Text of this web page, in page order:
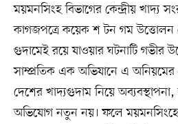
ময়মনসিংহ বিভাগের কেন্দ্রীয় খাদ্য
কাগজপত্রে কয়েক শ টন গম উত্তোলন
গুদামেই রয়ে যাওয়ার ঘটনাটি গভীর
সাম্প্রতিক এক অভিযানে এ অনিয়মের
দেশের খাদ্যগুদাম নিয়ে
অভিযোগ নতুন নয়। ফলে